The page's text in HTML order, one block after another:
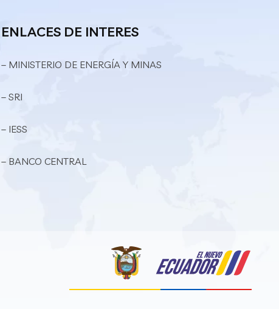
ENLACES DE INTERES
– MINISTERIO DE ENERGÍA Y MINAS
– SRI
– IESS
– BANCO CENTRAL